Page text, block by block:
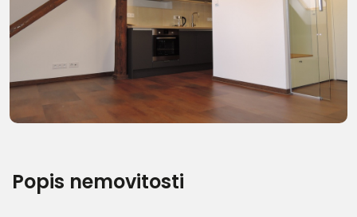
Další fotografie (27)
Popis nemovitosti